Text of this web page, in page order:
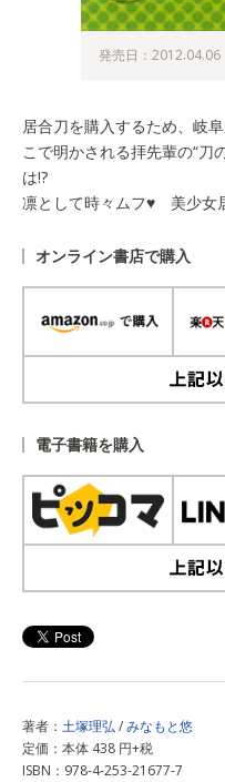
発売日：2012.04.06
居合刀を購入するため、岐
こで明かされる拝先輩の“
は!?
凛として時々ムフ♥ 美少女
オンライン書店で購入
電子書籍を購入
著者： 土塚理弘/みなもと悠
定価：本体 438 円+税
ISBN：978-4-253-21677-7